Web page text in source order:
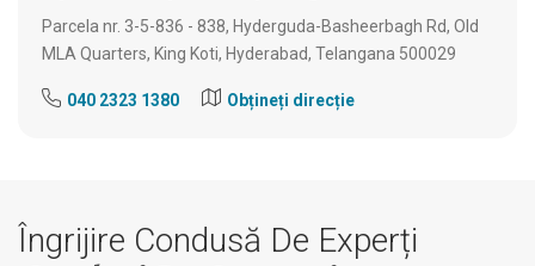
Parcela nr. 3-5-836 - 838, Hyderguda-Basheerbagh Rd, Old
MLA Quarters, King Koti, Hyderabad, Telangana 500029
040 2323 1380 Obțineți direcție
Îngrijire Condusă De Experți